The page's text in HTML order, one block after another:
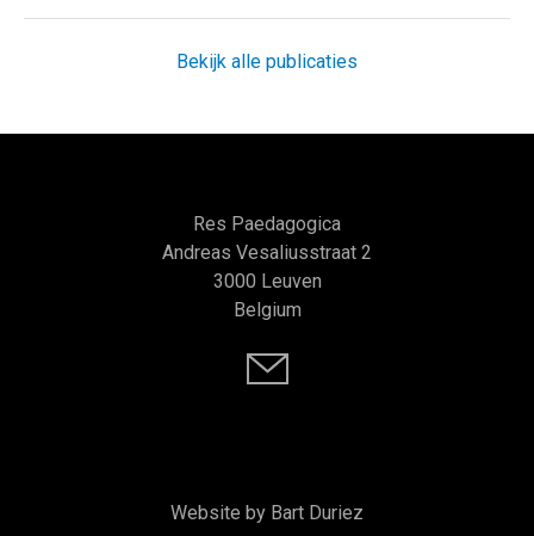
Bekijk alle publicaties
Res Paedagogica
Andreas Vesaliusstraat 2
3000 Leuven
Belgium
Website by Bart Duriez